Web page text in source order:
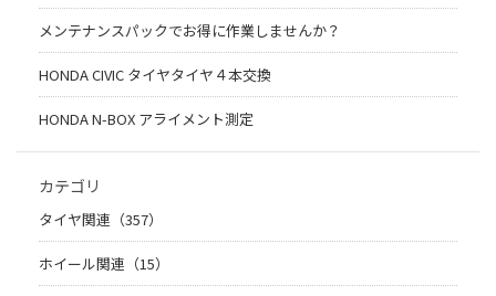
メンテナンスパックでお得に作業しませんか？
HONDA CIVIC タイヤタイヤ４本交換
HONDA N-BOX アライメント測定
カテゴリ
タイヤ関連（357）
ホイール関連（15）